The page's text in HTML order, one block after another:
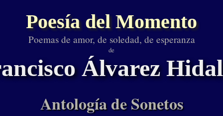
Poesía del Momento
Poemas de amor, de soledad, de esperanza
de
Álvarez
Antología de Sonetos